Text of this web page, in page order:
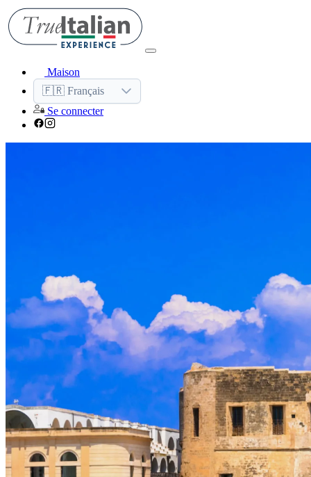
Maison
🇫🇷 Français
Se connecter